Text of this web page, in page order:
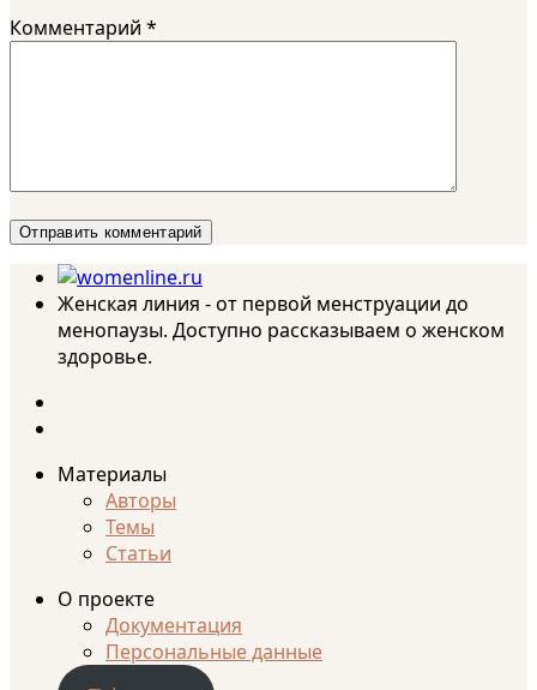
Комментарий *
Женская линия - от первой менструации до
менопаузы. Доступно рассказываем о женском
здоровье.
Материалы
Авторы
Темы
Статьи
О проекте
Документация
Персональные данные